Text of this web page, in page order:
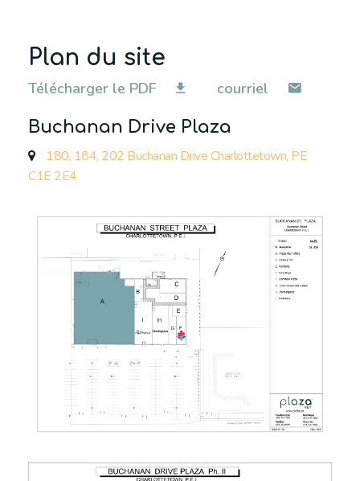
Plan du site
Télécharger le PDF
courriel
Buchanan Drive Plaza
180, 184, 202 Buchanan Drive Charlottetown, PE
C1E 2E4